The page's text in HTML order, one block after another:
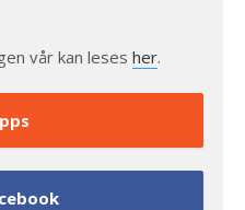
vår kan leses her.